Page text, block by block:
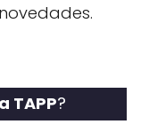
TAPP?